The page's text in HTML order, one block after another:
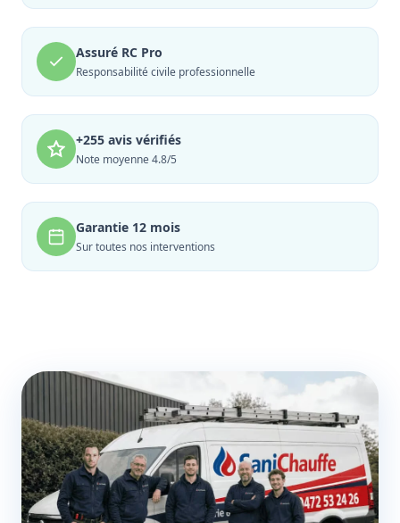
Assuré RC Pro
Responsabilité civile professionnelle
+255 avis vérifiés
Note moyenne 4.8/5
Garantie 12 mois
Sur toutes nos interventions